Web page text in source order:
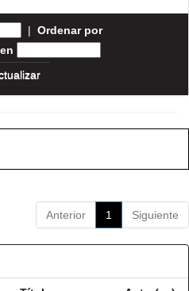
| Ordenar por
Anterior 1 Siguiente